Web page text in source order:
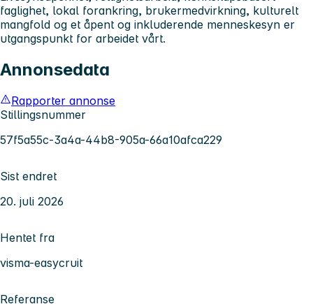
faglighet, lokal forankring, brukermedvirkning, kulturelt
mangfold og et åpent og inkluderende menneskesyn er
utgangspunkt for arbeidet vårt.
Annonsedata
Rapporter annonse
Stillingsnummer
57f5a55c-3a4a-44b8-905a-66a10afca229
Sist endret
20. juli 2026
Hentet fra
visma-easycruit
Referanse